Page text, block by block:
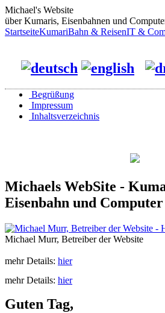
Michael's Website
über Kumaris, Eisenbahnen und
StartseiteKumariBahn & ReisenIT &
Begrüßung
Impressum
Inhaltsverzeichnis
Michaels WebSite -
Eisenbahn und Computer
Michael Murr, Betreiber der Website
mehr Details: hier
mehr Details: hier
Guten Tag,